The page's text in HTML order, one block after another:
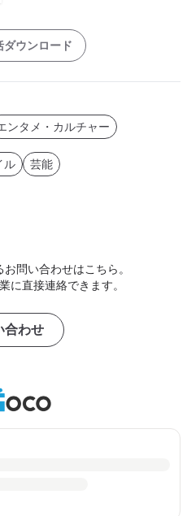
ダウンロード
ンタメ・カルチャー
ル 芸能
問い合わせはこちら。
に直接連絡できます。
合わせ